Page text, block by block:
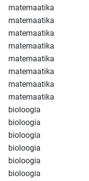
matemaatika
matemaatika
matemaatika
matemaatika
matemaatika
matemaatika
matemaatika
matemaatika
bioloogia
bioloogia
bioloogia
bioloogia
bioloogia
bioloogia